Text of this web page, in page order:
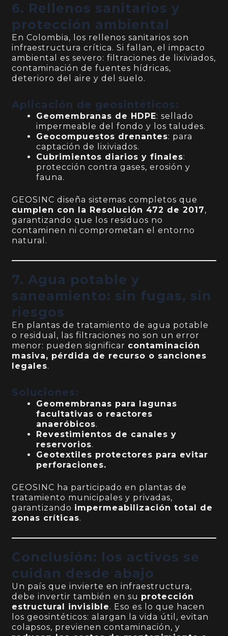
6. Rellenos sanitarios y
protección ambiental
En Colombia, los rellenos sanitarios son
infraestructura crítica. Si fallan, el impacto
ambiental es severo: filtraciones de lixiviados,
contaminación de fuentes hídricas,
deterioro del aire y del suelo.
Aplicación de geosintéticos:
Geomembranas de HDPE: sellado
impermeable del fondo y los taludes.
Geocompuestos drenantes: para
captación de lixiviados.
Cubrimientos diarios y finales:
protección contra gases, erosión y
fauna.
GEOSINC diseña sistemas completos que
cumplen con la Resolución 472 de 2017,
garantizando que los residuos no
contaminen ni comprometan el entorno
natural.
7. Agua potable y
saneamiento: sin fugas, sin
riesgos
En plantas de tratamiento de agua potable
o residual, las filtraciones no son un error
menor: pueden significar contaminación
masiva, pérdida de recurso o sanciones
legales.
Soluciones:
Geomembranas para lagunas
facultativas o reactores
anaeróbicos.
Revestimientos de canales y
reservorios.
Geotextiles protectores para evitar
perforaciones.
GEOSINC ha participado en plantas de
tratamiento municipales y privadas,
garantizando impermeabilización total de
zonas críticas.
Conclusión: los activos se
cuidan desde abajo
Un país que invierte en infraestructura,
debe invertir también en su protección
estructural invisible. Eso es lo que hacen
los geosintéticos: alargan la vida útil, evitan
colapsos, previenen contaminación, y